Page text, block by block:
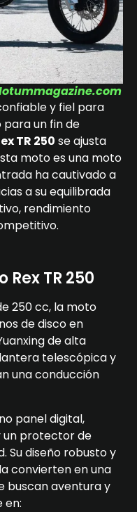
y fiel para
para un fin de
TR 250 se ajusta
moto es una moto
ha cautivado a
a su equilibrada
rendimiento
TR 250
250 cc, la moto
de disco en
de alta
telescópica y
una conducción
panel digital,
un protector de
Su diseño robusto y
convierten en una
buscan aventura y
en: